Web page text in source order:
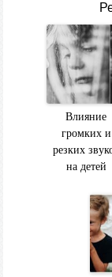
Влияние
громких и
резких
на детей